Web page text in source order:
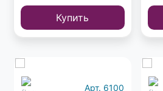
Купить
Арт. 6100